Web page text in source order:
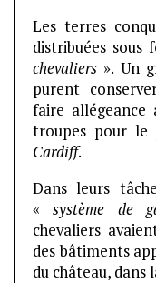
Les terres
distribuées sous
chevaliers ». Un
purent
faire allégeance
troupes pour le
Cardiff.
Dans leurs
«système de
chevaliers
des bâtiments
du château, dans